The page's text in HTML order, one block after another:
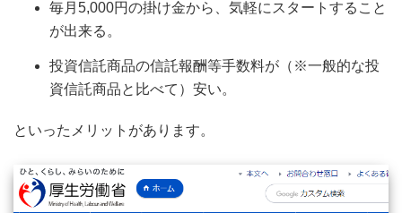
毎月5,000円の掛け金から、気軽にスタートすること
が出来る。
投資信託商品の信託報酬等手数料が（※一般的な投
資信託商品と比べて）安い。
といったメリットがあります。